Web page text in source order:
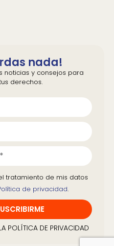
nada!
noticias y consejos para
derechos.
tratamiento de mis datos
de privacidad.
recibir información
y campañas de CECU
POLÍTICA DE PRIVACIDAD